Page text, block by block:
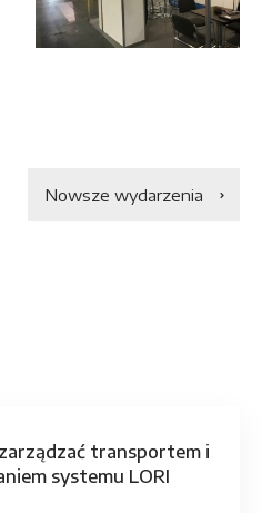
Nowsze wydarzenia
zarządzać transportem i
systemu LORI